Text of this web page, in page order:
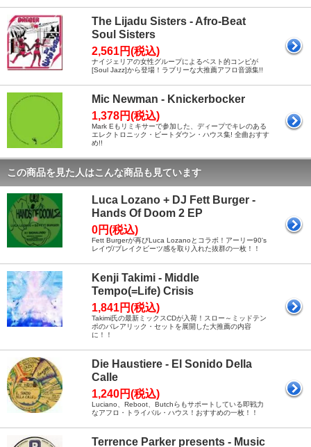
The Lijadu Sisters - Afro-Beat
Soul Sisters
2,561円(税込)
ナイジェリアの女性グループによるベスト的コンピが
[Soul Jazz]から登場！ラブリーな大推薦アフロ音源集!!
Mic Newman - Knickerbocker
1,378円(税込)
Mark Eもリミキサーで参加した、ディープでキレのある
エレクトロニック・ビートダウン・ハウス集! 全曲おすす
め!!
この商品を見た人はこんな商品も見ています
Luca Lozano + DJ Fett Burger -
Hands Of Doom 2 EP
0円(税込)
Fett Burgerが再びLuca Lozanoとコラボ！アーリー90's
レイヴ/ブレイクビーツ感を取り入れた抜群の一枚！！
Kenji Takimi - Middle
Tempo(=Life) Crisis
1,841円(税込)
Takimi氏の最新ミックスCDが入荷！スロー～ミッドテン
ポのバレアリック・セットを展開した大推薦の内容
に！！
Die Haustiere - El Sonido Della
Calle
1,240円(税込)
Luciano、Reboot、Butchらもサポートしている即戦力
なアフロ・トライバル・ハウス！おすすめの一枚！！
Terrence Parker presents - Music